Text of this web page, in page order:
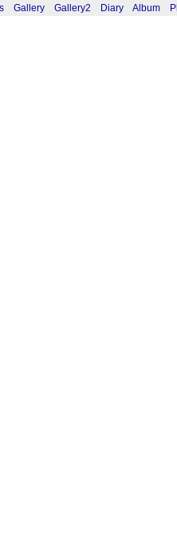
Gallery Gallery2 Diary Album